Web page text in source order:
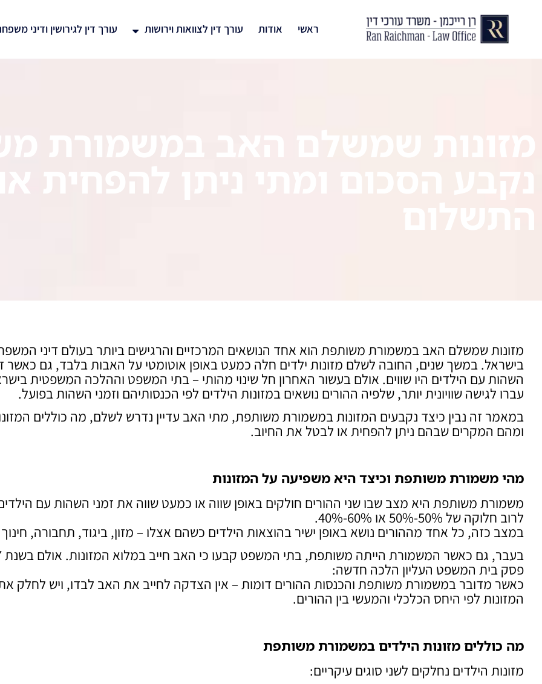
ראשי אודות עורך דין לצוואות וירושות עורך דין לגירושין ודיני
מזונות שמשלם האב במשמורת
נקבע הסכום ומתי ניתן להפחית
מזונות שמשלם האב במשמורת משותפת הוא אחד הנושאים המרכזיים והרגישים ביותר בעולם דיני
בישראל. במשך שנים, החובה לשלם מזונות ילדים חלה כמעט באופן אוטומטי על האבות בלבד, גם כאשר
השהות עם הילדים היו שווים. אולם בעשור האחרון חל שינוי מהותי – בתי המשפט וההלכה המשפטית
עברו לגישה שוויונית יותר, שלפיה ההורים נושאים במזונות הילדים לפי הכנסותיהם וזמני השהות בפועל.
במאמר זה נבין כיצד נקבעים המזונות במשמורת משותפת, מתי האב עדיין נדרש לשלם, מה כוללים
ומהם המקרים שבהם ניתן להפחית או לבטל את החיוב.
מהי משמורת משותפת וכיצד היא משפיעה על המזונות
משמורת משותפת היא מצב שבו שני ההורים חולקים באופן שווה או כמעט שווה את זמני השהות עם
לרוב חלוקה של 50%-50% או 60%-40%.
במצב כזה, כל אחד מההורים נושא באופן ישיר בהוצאות הילדים כשהם אצלו – מזון, ביגוד, תחבורה, חינוך
פסק בית המשפט העליון הלכה חדשה:
כאשר מדובר במשמורת משותפת והכנסות ההורים דומות – אין הצדקה לחייב את האב לבדו, ויש לחלק
המזונות לפי היחס הכלכלי והמעשי בין ההורים.
מה כוללים מזונות הילדים במשמורת משותפת
מזונות הילדים נחלקים לשני סוגים עיקריים: